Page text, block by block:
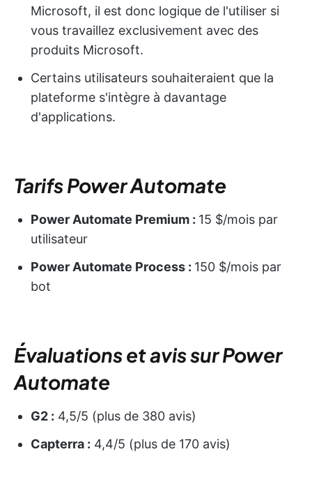
Microsoft, il est donc logique de l'utiliser si
vous travaillez exclusivement avec des
produits Microsoft.
Certains utilisateurs souhaiteraient que la
plateforme s'intègre à davantage
d'applications.
TarifsPower Automate
Power Automate Premium : 15 $/mois par
utilisateur
Power Automate Process : 150 $/mois par
bot
Évaluations et avis sur Power
Automate
G2 : 4,5/5 (plus de 380 avis)
Capterra : 4,4/5 (plus de 170 avis)